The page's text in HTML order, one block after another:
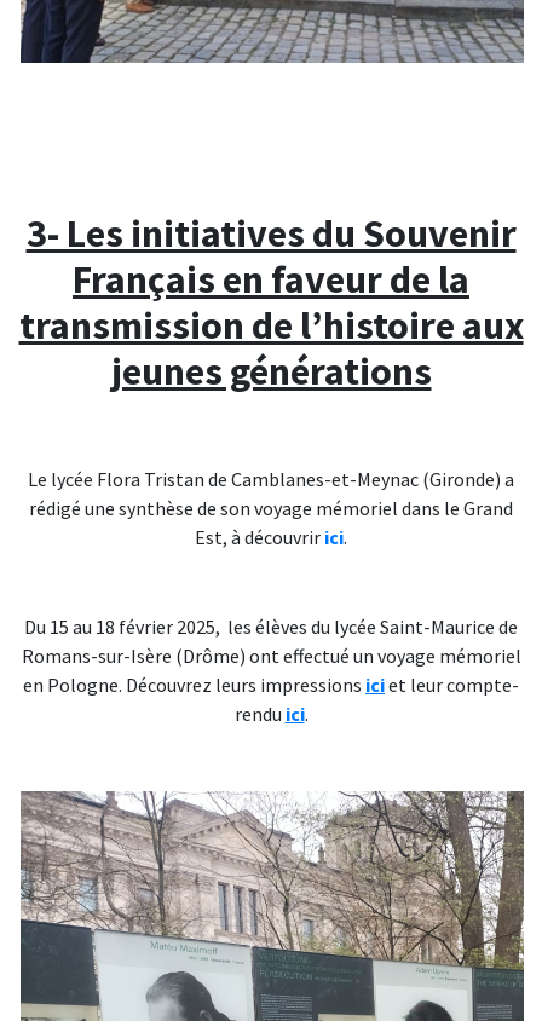
3- Les initiatives du Souvenir
Français en faveur de la
transmission de l’histoire aux
jeunes générations
Le lycée Flora Tristan de Camblanes-et-Meynac (Gironde) a
rédigé une synthèse de son voyage mémoriel dans le Grand
Est, à découvrir ici.
Du 15 au 18 février 2025, les élèves du lycée Saint-Maurice de
Romans-sur-Isère (Drôme) ont effectué un voyage mémoriel
en Pologne. Découvrez leurs impressions iciet leur compte-
rendu ici.